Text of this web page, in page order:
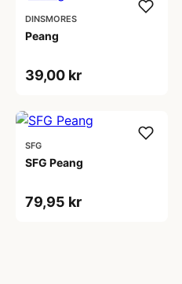
DINSMORES
Peang
39,00 kr
SFG
SFG Peang
79,95 kr